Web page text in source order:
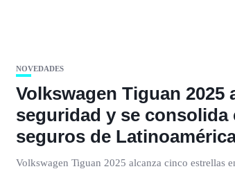
NOVEDADES
Volkswagen Tiguan 2025
seguridad y se consolida
seguros de
Volkswagen Tiguan 2025 alcanza cinco estrellas